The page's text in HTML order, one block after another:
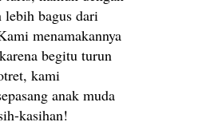
lebih bagus dari
menamakannya
begitu turun
kami
anak muda
kasihan!